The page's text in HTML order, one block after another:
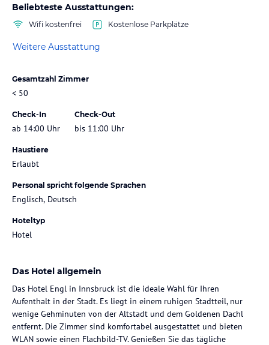
Beliebteste Ausstattungen:
Wifi kostenfrei Kostenlose Parkplätze
Weitere Ausstattung
Gesamtzahl Zimmer
< 50
Check-In
ab 14:00 Uhr
Check-Out
bis 11:00 Uhr
Haustiere
Erlaubt
Personal spricht folgende Sprachen
Englisch, Deutsch
Hoteltyp
Hotel
Das Hotel allgemein
Das Hotel Engl in Innsbruck ist die ideale Wahl für Ihren
Aufenthalt in der Stadt. Es liegt in einem ruhigen Stadtteil, nur
wenige Gehminuten von der Altstadt und dem Goldenen Dachl
entfernt. Die Zimmer sind komfortabel ausgestattet und bieten
WLAN sowie einen Flachbild-TV. Genießen Sie das tägliche